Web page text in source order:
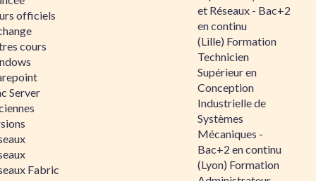
officiels
cours
Server
Fabric
et Réseaux - Bac+2
en continu
(Lille) Formation
Technicien
Supérieur en
Conception
Industrielle de
Systèmes
Mécaniques -
Bac+2 en continu
(Lyon) Formation